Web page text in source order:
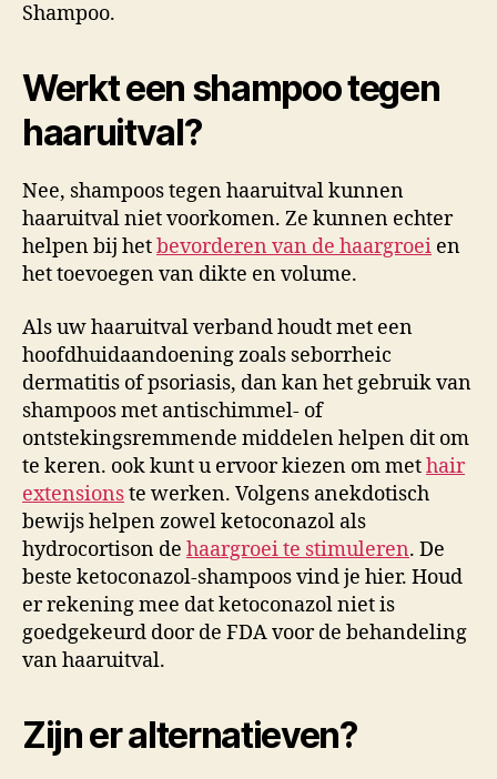
Shampoo.
Werkt een shampoo tegen
haaruitval?
Nee, shampoos tegen haaruitval kunnen
haaruitval niet voorkomen. Ze kunnen echter
helpen bij hetbevorderen van de haargroei en
het toevoegen van dikte en volume.
Als uw haaruitval verband houdt met een
hoofdhuidaandoening zoals seborrheic
dermatitis of psoriasis, dan kan het gebruik van
shampoos met antischimmel- of
ontstekingsremmende middelen helpen dit om
te keren. ook kunt u ervoor kiezen om methair
extensionste werken. Volgens anekdotisch
bewijs helpen zowel ketoconazol als
hydrocortison de haargroei te stimuleren. De
beste ketoconazol-shampoos vind je hier. Houd
er rekening mee dat ketoconazol niet is
goedgekeurd door de FDA voor de behandeling
van haaruitval.
Zijn er alternatieven?